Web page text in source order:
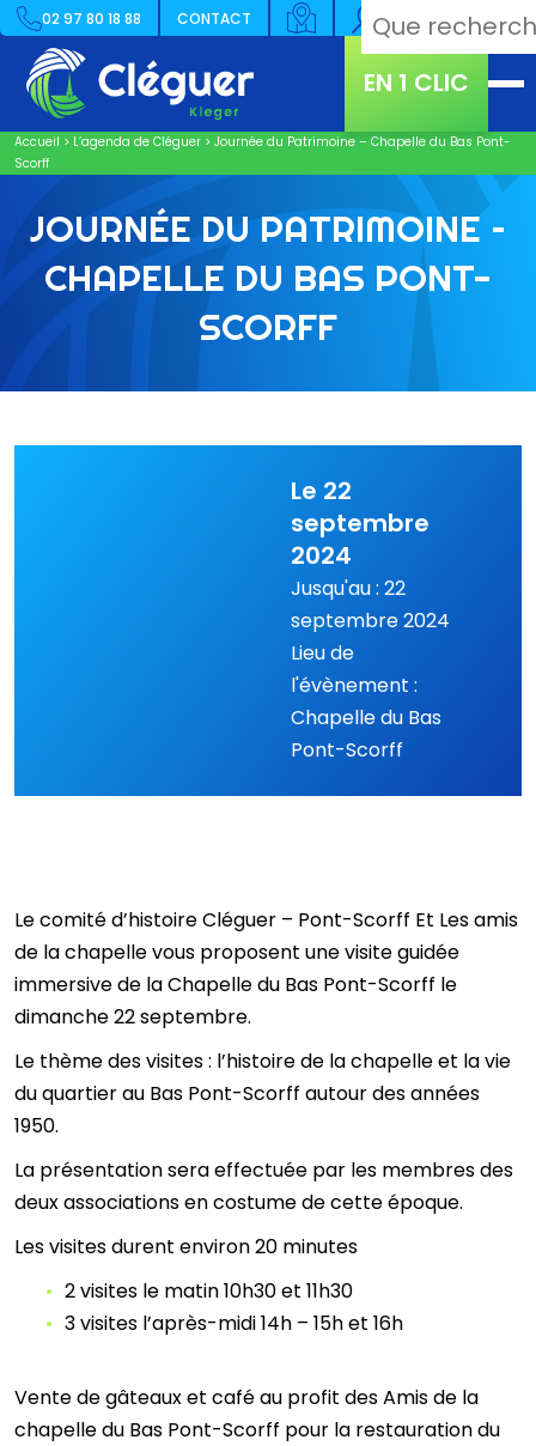
02 97 80 18 88 CONTACT
EN 1 CLIC
Accueil > L’agenda de Cléguer > Journée du Patrimoine – Chapelle du Bas Pont-
Scorff
JOURNÉE DU PATRIMOINE –
CHAPELLE DU BAS PONT-
SCORFF
Le 22
septembre
2024
Jusqu'au : 22
septembre 2024
Lieu de
l'évènement :
Chapelle du Bas
Pont-Scorff
Le comité d’histoire Cléguer – Pont-Scorff Et Les amis
de la chapelle vous proposent une visite guidée
immersive de la Chapelle du Bas Pont-Scorff le
dimanche 22 septembre.
Le thème des visites : l’histoire de la chapelle et la vie
du quartier au Bas Pont-Scorff autour des années
1950.
La présentation sera effectuée par les membres des
deux associations en costume de cette époque.
Les visites durent environ 20 minutes
2 visites le matin 10h30 et 11h30
3 visites l’après-midi 14h – 15h et 16h
Vente de gâteaux et café au profit des Amis de la
chapelle du Bas Pont-Scorff pour la restauration du